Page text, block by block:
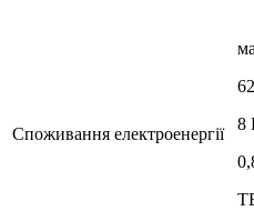
Споживання електроенергії
8